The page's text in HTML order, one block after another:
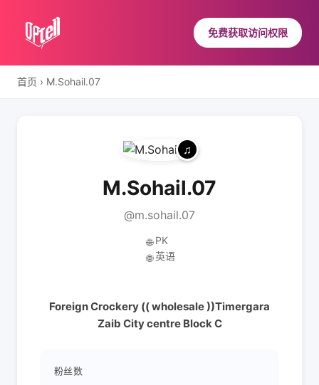
免费获取访问权限
首页 › M.Sohail.07
M.Sohail.07
@m.sohail.07
🌐 PK
🌐 英语
Foreign Crockery (( wholesale ))Timergara
Zaib City centre Block C
粉丝数